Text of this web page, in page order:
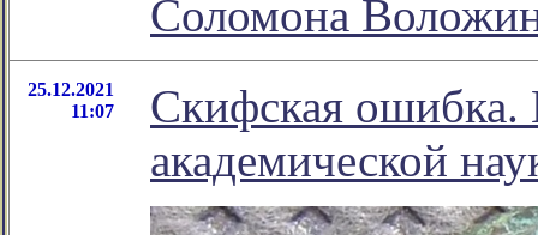
Соломона
25.12.2021
11:07
Скифская ошибка.
академической